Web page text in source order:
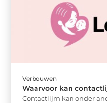
Verbouwen
Waarvoor kan
Contactlijm kan onder